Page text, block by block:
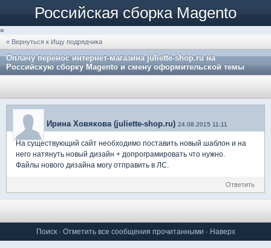
Российская сборка Magento
»
« Вернуться к Ищу подрядчика
Оплачу перенос интернет-магазина juliette-shop.ru на
Российскую сборку Magento и смену оформительской темы
Ирина Ховякова (juliette-shop.ru) 24.08.2015 11:11
На существующий сайт необходимо поставить новый шаблон и на
него натянуть новый дизайн + допрограмировать что нужно.
Файлы нового дизайна могу отправить в ЛС.
Ответить
Поиск· Отметить все сообщения прочитанными · Наверх